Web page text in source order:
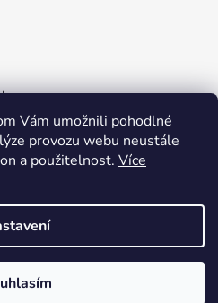
Vám umožnili pohodlné
provozu webu neustále
a použitelnost. Více
Shoptet
Praha s.r.o.